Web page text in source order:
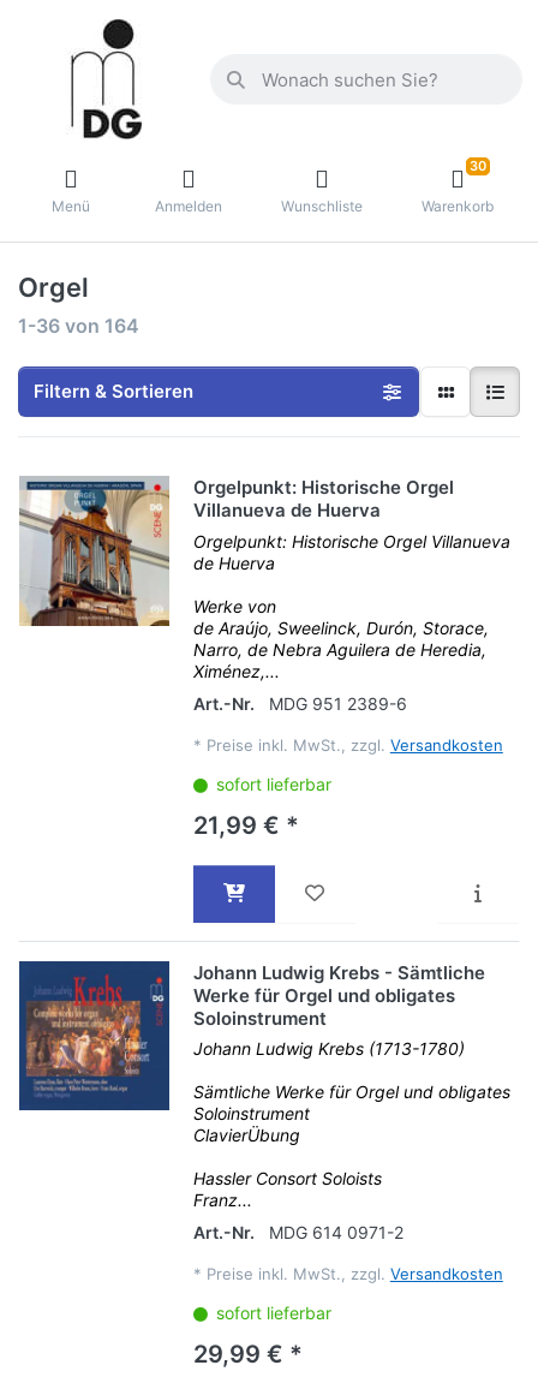
Menü Anmelden Wunschliste
30
Warenkorb
Orgel
1-36 von 164
Filtern & Sortieren
Orgelpunkt: Historische Orgel
Villanueva de Huerva
Orgelpunkt: Historische Orgel Villanueva
de Huerva
Werke von
de Araújo, Sweelinck, Durón, Storace,
Narro, de Nebra Aguilera de Heredia,
Ximénez,...
Art.-Nr.
MDG 951 2389-6
* Preise inkl. MwSt., zzgl. Versandkosten
sofort lieferbar
21,99 € *
Johann Ludwig Krebs - Sämtliche
Werke für Orgel und obligates
Soloinstrument
Johann Ludwig Krebs (1713-1780)
Sämtliche Werke für Orgel und obligates
Soloinstrument
ClavierÜbung
Hassler Consort Soloists
Franz...
Art.-Nr.
MDG 614 0971-2
* Preise inkl. MwSt., zzgl. Versandkosten
sofort lieferbar
29,99 € *